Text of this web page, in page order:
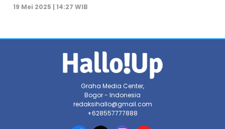
19 Mei 2025 | 14:27 WIB
Graha Media Center,
Bogor - Indonesia
redaksihallo@gmail.com
+628557777888